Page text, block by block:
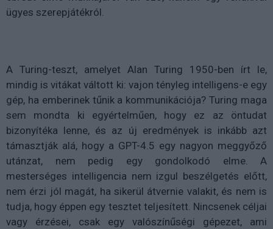
ügyes szerepjátékról.
A Turing-teszt, amelyet Alan Turing 1950-ben írt le,
mindig is vitákat váltott ki: vajon tényleg intelligens-e egy
gép, ha emberinek tűnik a kommunikációja? Turing maga
sem mondta ki egyértelműen, hogy ez az öntudat
bizonyítéka lenne, és az új eredmények is inkább azt
támasztják alá, hogy a GPT-4.5 egy nagyon meggyőző
utánzat, nem pedig egy gondolkodó elme. A
mesterséges intelligencia nem izgul beszélgetés előtt,
nem érzi jól magát, ha sikerül átvernie valakit, és nem is
tudja, hogy éppen egy tesztet teljesített. Nincsenek céljai
vagy érzései, csak egy valószínűségi gépezet, ami